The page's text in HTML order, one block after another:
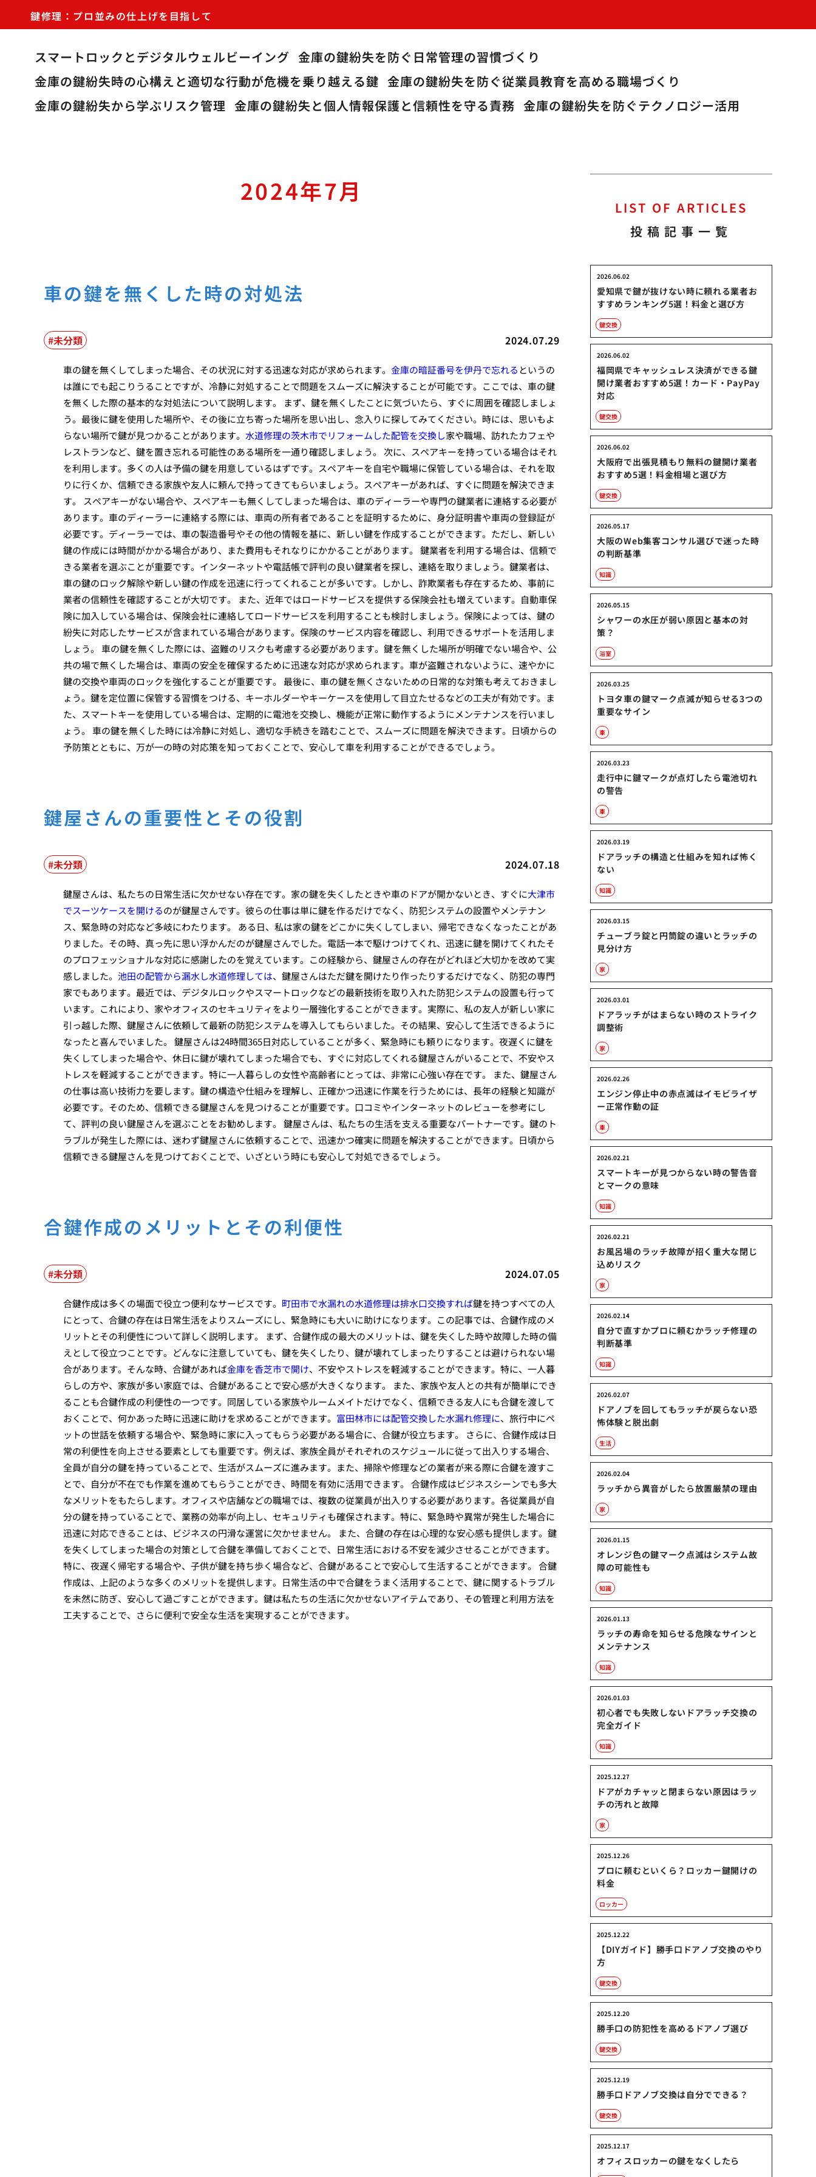
鍵修理：プロ並みの仕上げを目指して
スマートロックとデジタルウェルビーイング 金庫の鍵紛失を防ぐ日常管理の習慣づくり
金庫の鍵紛失時の心構えと適切な行動が危機を乗り越える鍵 金庫の鍵紛失を防ぐ従業員教育を高める職場づくり
金庫の鍵紛失から学ぶリスク管理 金庫の鍵紛失と個人情報保護と信頼性を守る責務 金庫の鍵紛失を防ぐテクノロジー活用
2024年7月
車の鍵を無くした時の対処法
2024.07.29
未分類
車の鍵を無くしてしまった場合、その状況に対する迅速な対応が求められます。 金庫の暗証番号を伊丹で忘れる というの
は誰にでも起こりうることですが、冷静に対処することで問題をスムーズに解決することが可能です。ここでは、車の鍵
を無くした際の基本的な対処法について説明します。 まず、鍵を無くしたことに気づいたら、すぐに周囲を確認しましょ
う。最後に鍵を使用した場所や、その後に立ち寄った場所を思い出し、念入りに探してみてください。時には、思いもよ
らない場所で鍵が見つかることがあります。 水道修理の茨木市でリフォームした配管を交換し家や職場、訪れたカフェや
レストランなど、鍵を置き忘れる可能性のある場所を一通り確認しましょう。 次に、スペアキーを持っている場合はそれ
を利用します。多くの人は予備の鍵を用意しているはずです。スペアキーを自宅や職場に保管している場合は、それを取
りに行くか、信頼できる家族や友人に頼んで持ってきてもらいましょう。スペアキーがあれば、すぐに問題を解決できま
す。 スペアキーがない場合や、スペアキーも無くしてしまった場合は、車のディーラーや専門の鍵業者に連絡する必要が
あります。車のディーラーに連絡する際には、車両の所有者であることを証明するために、身分証明書や車両の登録証が
必要です。ディーラーでは、車の製造番号やその他の情報を基に、新しい鍵を作成することができます。ただし、新しい
鍵の作成には時間がかかる場合があり、また費用もそれなりにかかることがあります。 鍵業者を利用する場合は、信頼で
きる業者を選ぶことが重要です。インターネットや電話帳で評判の良い鍵業者を探し、連絡を取りましょう。鍵業者は、
車の鍵のロック解除や新しい鍵の作成を迅速に行ってくれることが多いです。しかし、詐欺業者も存在するため、事前に
業者の信頼性を確認することが大切です。 また、近年ではロードサービスを提供する保険会社も増えています。自動車保
険に加入している場合は、保険会社に連絡してロードサービスを利用することも検討しましょう。保険によっては、鍵の
紛失に対応したサービスが含まれている場合があります。保険のサービス内容を確認し、利用できるサポートを活用しま
しょう。 車の鍵を無くした際には、盗難のリスクも考慮する必要があります。鍵を無くした場所が明確でない場合や、公
共の場で無くした場合は、車両の安全を確保するために迅速な対応が求められます。車が盗難されないように、速やかに
鍵の交換や車両のロックを強化することが重要です。 最後に、車の鍵を無くさないための日常的な対策も考えておきまし
ょう。鍵を定位置に保管する習慣をつける、キーホルダーやキーケースを使用して目立たせるなどの工夫が有効です。ま
た、スマートキーを使用している場合は、定期的に電池を交換し、機能が正常に動作するようにメンテナンスを行いまし
ょう。 車の鍵を無くした時には冷静に対処し、適切な手続きを踏むことで、スムーズに問題を解決できます。日頃からの
予防策とともに、万が一の時の対応策を知っておくことで、安心して車を利用することができるでしょう。
鍵屋さんの重要性とその役割
2024.07.18
未分類
鍵屋さんは、私たちの日常生活に欠かせない存在です。家の鍵を失くしたときや車のドアが開かないとき、すぐに大津市
でスーツケースを開けるのが鍵屋さんです。彼らの仕事は単に鍵を作るだけでなく、防犯システムの設置やメンテナン
ス、緊急時の対応など多岐にわたります。 ある日、私は家の鍵をどこかに失くしてしまい、帰宅できなくなったことがあ
りました。その時、真っ先に思い浮かんだのが鍵屋さんでした。電話一本で駆けつけてくれ、迅速に鍵を開けてくれたそ
のプロフェッショナルな対応に感謝したのを覚えています。この経験から、鍵屋さんの存在がどれほど大切かを改めて実
感しました。 池田の配管から漏水し水道修理しては、鍵屋さんはただ鍵を開けたり作ったりするだけでなく、防犯の専門
家でもあります。最近では、デジタルロックやスマートロックなどの最新技術を取り入れた防犯システムの設置も行って
います。これにより、家やオフィスのセキュリティをより一層強化することができます。実際に、私の友人が新しい家に
引っ越した際、鍵屋さんに依頼して最新の防犯システムを導入してもらいました。その結果、安心して生活できるように
なったと喜んでいました。 鍵屋さんは24時間365日対応していることが多く、緊急時にも頼りになります。夜遅くに鍵を
失くしてしまった場合や、休日に鍵が壊れてしまった場合でも、すぐに対応してくれる鍵屋さんがいることで、不安やス
トレスを軽減することができます。特に一人暮らしの女性や高齢者にとっては、非常に心強い存在です。 また、鍵屋さん
の仕事は高い技術力を要します。鍵の構造や仕組みを理解し、正確かつ迅速に作業を行うためには、長年の経験と知識が
必要です。そのため、信頼できる鍵屋さんを見つけることが重要です。口コミやインターネットのレビューを参考にし
て、評判の良い鍵屋さんを選ぶことをお勧めします。 鍵屋さんは、私たちの生活を支える重要なパートナーです。鍵のト
ラブルが発生した際には、迷わず鍵屋さんに依頼することで、迅速かつ確実に問題を解決することができます。日頃から
信頼できる鍵屋さんを見つけておくことで、いざという時にも安心して対処できるでしょう。
合鍵作成のメリットとその利便性
2024.07.05
未分類
合鍵作成は多くの場面で役立つ便利なサービスです。 町田市で水漏れの水道修理は排水口交換すれば鍵を持つすべての人
にとって、合鍵の存在は日常生活をよりスムーズにし、緊急時にも大いに助けになります。この記事では、合鍵作成のメ
リットとその利便性について詳しく説明します。 まず、合鍵作成の最大のメリットは、鍵を失くした時や故障した時の備
えとして役立つことです。どんなに注意していても、鍵を失くしたり、鍵が壊れてしまったりすることは避けられない場
合があります。そんな時、合鍵があれば金庫を香芝市で開け、不安やストレスを軽減することができます。特に、一人暮
らしの方や、家族が多い家庭では、合鍵があることで安心感が大きくなります。 また、家族や友人との共有が簡単にでき
ることも合鍵作成の利便性の一つです。同居している家族やルームメイトだけでなく、信頼できる友人にも合鍵を渡して
おくことで、何かあった時に迅速に助けを求めることができます。 富田林市には配管交換した水漏れ修理に、旅行中にペ
ットの世話を依頼する場合や、緊急時に家に入ってもらう必要がある場合に、合鍵が役立ちます。 さらに、合鍵作成は日
常の利便性を向上させる要素としても重要です。例えば、家族全員がそれぞれのスケジュールに従って出入りする場合、
全員が自分の鍵を持っていることで、生活がスムーズに進みます。また、掃除や修理などの業者が来る際に合鍵を渡すこ
とで、自分が不在でも作業を進めてもらうことができ、時間を有効に活用できます。 合鍵作成はビジネスシーンでも多大
なメリットをもたらします。オフィスや店舗などの職場では、複数の従業員が出入りする必要があります。各従業員が自
分の鍵を持っていることで、業務の効率が向上し、セキュリティも確保されます。特に、緊急時や異常が発生した場合に
迅速に対応できることは、ビジネスの円滑な運営に欠かせません。 また、合鍵の存在は心理的な安心感も提供します。鍵
を失くしてしまった場合の対策として合鍵を準備しておくことで、日常生活における不安を減少させることができます。
特に、夜遅く帰宅する場合や、子供が鍵を持ち歩く場合など、合鍵があることで安心して生活することができます。 合鍵
作成は、上記のような多くのメリットを提供します。日常生活の中で合鍵をうまく活用することで、鍵に関するトラブル
を未然に防ぎ、安心して過ごすことができます。鍵は私たちの生活に欠かせないアイテムであり、その管理と利用方法を
工夫することで、さらに便利で安全な生活を実現することができます。
LIST OF ARTICLES
投稿記事一覧
愛知県で鍵が抜けない時に頼れる業者お
すすめランキング5選！料金と選び方
2026.06.02
鍵交換
福岡県でキャッシュレス決済ができる鍵
開け業者おすすめ5選！カード・PayPay
対応
2026.06.02
鍵交換
大阪府で出張見積もり無料の鍵開け業者
おすすめ5選！料金相場と選び方
2026.06.02
鍵交換
大阪のWeb集客コンサル選びで迷った時
の判断基準
2026.05.17
知識
シャワーの水圧が弱い原因と基本の対
策？
2026.05.15
浴室
トヨタ車の鍵マーク点滅が知らせる3つの
重要なサイン
2026.03.25
車
走行中に鍵マークが点灯したら電池切れ
の警告
2026.03.23
車
ドアラッチの構造と仕組みを知れば怖く
ない
2026.03.19
知識
チューブラ錠と円筒錠の違いとラッチの
見分け方
2026.03.15
家
ドアラッチがはまらない時のストライク
調整術
2026.03.01
家
エンジン停止中の赤点滅はイモビライザ
ー正常作動の証
2026.02.26
車
スマートキーが見つからない時の警告音
とマークの意味
2026.02.21
知識
お風呂場のラッチ故障が招く重大な閉じ
込めリスク
2026.02.21
家
自分で直すかプロに頼むかラッチ修理の
判断基準
2026.02.14
知識
ドアノブを回してもラッチが戻らない恐
怖体験と脱出劇
2026.02.07
生活
ラッチから異音がしたら放置厳禁の理由
2026.02.04
家
オレンジ色の鍵マーク点滅はシステム故
障の可能性も
2026.01.15
知識
ラッチの寿命を知らせる危険なサインと
メンテナンス
2026.01.13
知識
初心者でも失敗しないドアラッチ交換の
完全ガイド
2026.01.03
知識
ドアがカチャッと閉まらない原因はラッ
チの汚れと故障
2025.12.27
家
プロに頼むといくら？ロッカー鍵開けの
料金
2025.12.26
ロッカー
【DIYガイド】勝手口ドアノブ交換のやり
方
2025.12.22
鍵交換
勝手口の防犯性を高めるドアノブ選び
2025.12.20
鍵交換
勝手口ドアノブ交換は自分でできる？
2025.12.19
鍵交換
オフィスロッカーの鍵をなくしたら
2025.12.17